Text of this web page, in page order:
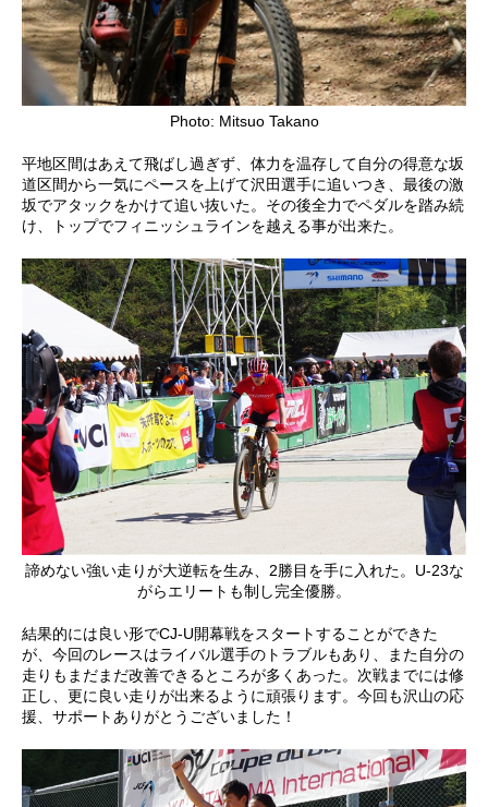
Photo: Mitsuo Takano
平地区間はあえて飛ばし過ぎず、体力を温存して自分の得意な坂
道区間から一気にペースを上げて沢田選手に追いつき、最後の激
坂でアタックをかけて追い抜いた。その後全力でペダルを踏み続
け、トップでフィニッシュラインを越える事が出来た。
諦めない強い走りが大逆転を生み、2勝目を手に入れた。U-23な
がらエリートも制し完全優勝。
結果的には良い形でCJ-U開幕戦をスタートすることができた
が、今回のレースはライバル選手のトラブルもあり、また自分の
走りもまだまだ改善できるところが多くあった。次戦までには修
正し、更に良い走りが出来るように頑張ります。今回も沢山の応
援、サポートありがとうございました！